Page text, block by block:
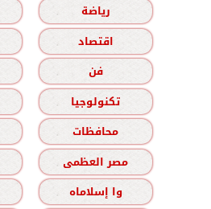
رياضة
اقتصاد
فن
تكنولوجيا
محافظات
مصر العظمى
وا إسلاماه